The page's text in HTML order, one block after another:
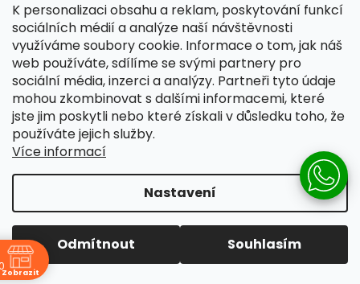
K personalizaci obsahu a reklam, poskytování funkcí
sociálních médií a analýze naší návštěvnosti
využíváme soubory cookie. Informace o tom, jak náš
web používáte, sdílíme se svými partnery pro
sociální média, inzerci a analýzy. Partneři tyto údaje
mohou zkombinovat s dalšími informacemi, které
jste jim poskytli nebo které získali v důsledku toho, že
používáte jejich služby.
Více informací
Nastavení
Odmítnout Souhlasím
Zobrazit